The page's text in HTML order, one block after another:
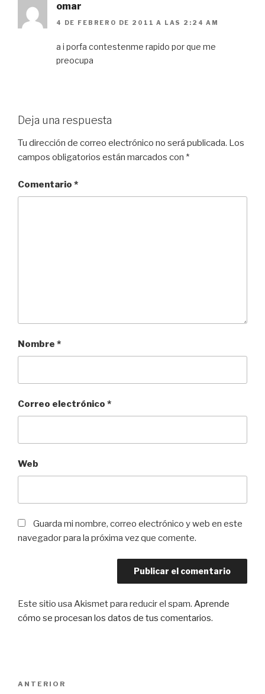
omar
4 DE FEBRERO DE 2011 A LAS 2:24 AM
a i porfa contestenme rapido por que me
preocupa
Deja una respuesta
Tu dirección de correo electrónico no será publicada. Los
campos obligatorios están marcados con *
Comentario *
Nombre *
Correo electrónico *
Web
Guarda mi nombre, correo electrónico y web en este
navegador para la próxima vez que comente.
Este sitio usa Akismet para reducir el spam. Aprende
cómo se procesan los datos de tus comentarios.
Entrada
ANTERIOR